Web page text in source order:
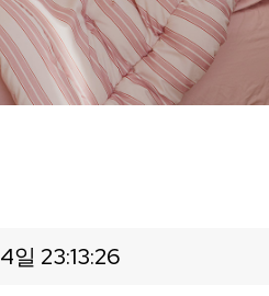
4일 23:13:23